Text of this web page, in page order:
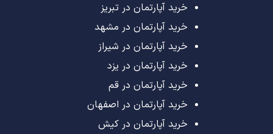
خرید آپارتمان در تبریز
خرید آپارتمان در مشهد
خرید آپارتمان در شیراز
خرید آپارتمان در یزد
خرید آپارتمان در قم
خرید آپارتمان در اصفهان
خرید آپارتمان در کیش